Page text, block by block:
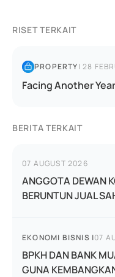
RISET TERKAIT
PROPERTY|28
Facing Another
BERITA TERKAIT
07 AUGUST 2026
ANGGOTA DEWAN
BERUNTUN JUAL
EKONOMI BISNIS |07
BPKH DAN BANK
GUNA